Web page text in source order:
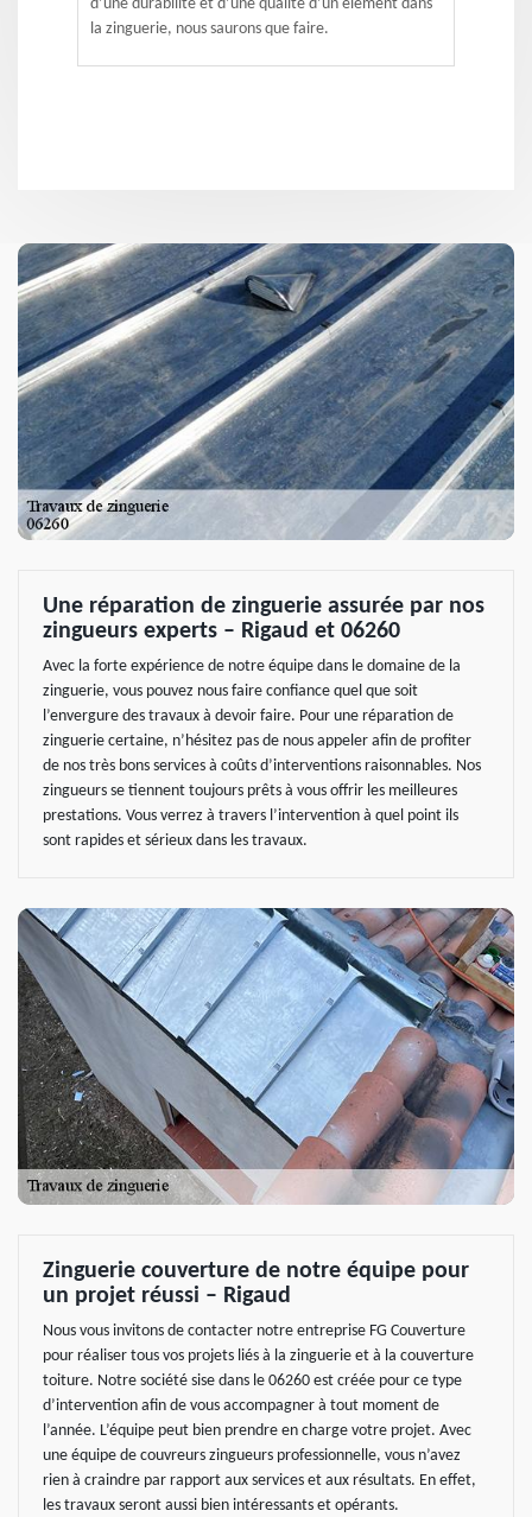
d’une durabilité et d’une qualité d’un élément dans
la zinguerie, nous saurons que faire.
Une réparation de zinguerie assurée par nos
zingueurs experts – Rigaud et 06260
Avec la forte expérience de notre équipe dans le domaine de la
zinguerie, vous pouvez nous faire confiance quel que soit
l’envergure des travaux à devoir faire. Pour une réparation de
zinguerie certaine, n’hésitez pas de nous appeler afin de profiter
de nos très bons services à coûts d’interventions raisonnables. Nos
zingueurs se tiennent toujours prêts à vous offrir les meilleures
prestations. Vous verrez à travers l’intervention à quel point ils
sont rapides et sérieux dans les travaux.
Zinguerie couverture de notre équipe pour
un projet réussi – Rigaud
Nous vous invitons de contacter notre entreprise FG Couverture
pour réaliser tous vos projets liés à la zinguerie et à la couverture
toiture. Notre société sise dans le 06260 est créée pour ce type
d’intervention afin de vous accompagner à tout moment de
l’année. L’équipe peut bien prendre en charge votre projet. Avec
une équipe de couvreurs zingueurs professionnelle, vous n’avez
rien à craindre par rapport aux services et aux résultats. En effet,
les travaux seront aussi bien intéressants et opérants.